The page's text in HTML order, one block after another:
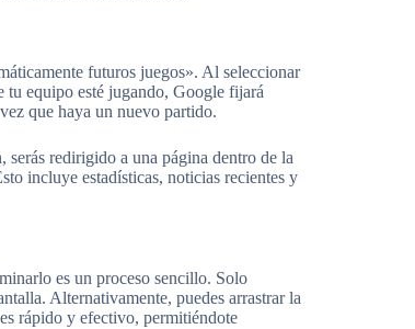
futuros juegos». Al seleccionar
tu equipo esté jugando, Google fijará
que haya un nuevo partido.
redirigido a una página dentro de la
incluye estadísticas, noticias recientes y
es un proceso sencillo. Solo
Alternativamente, puedes arrastrar la
rápido y efectivo, permitiéndote